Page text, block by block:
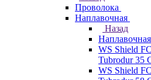
Проволока
Наплавочная
Назад
Наплавочная
WS Shield
Tubrodur 35
WS Shield